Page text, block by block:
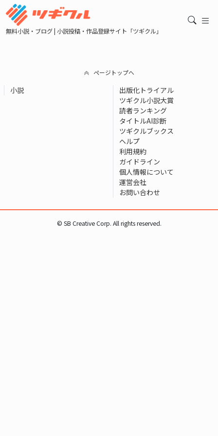
無料小説・ブログ | 小説投稿・作品登録サイト「ツギクル」
ページトップへ
小説
出版化トライアル
ツギクル小説大賞
読者ランキング
タイトルAI診断
ツギクルブックス
ヘルプ
利用規約
ガイドライン
個人情報について
運営会社
お問い合わせ
© SB Creative Corp. All rights reserved.